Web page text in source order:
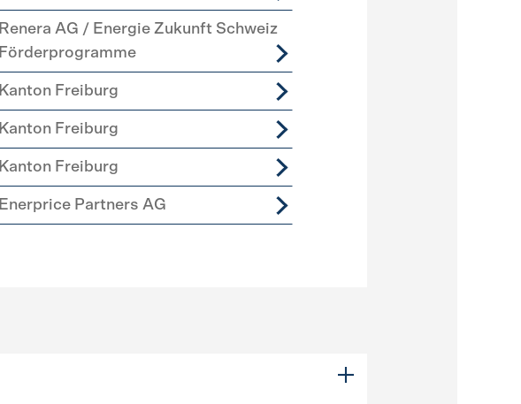
Renera AG / Energie Zukunft Schweiz
Förderprogramme
Kanton Freiburg
Kanton Freiburg
Kanton Freiburg
Enerprice Partners AG